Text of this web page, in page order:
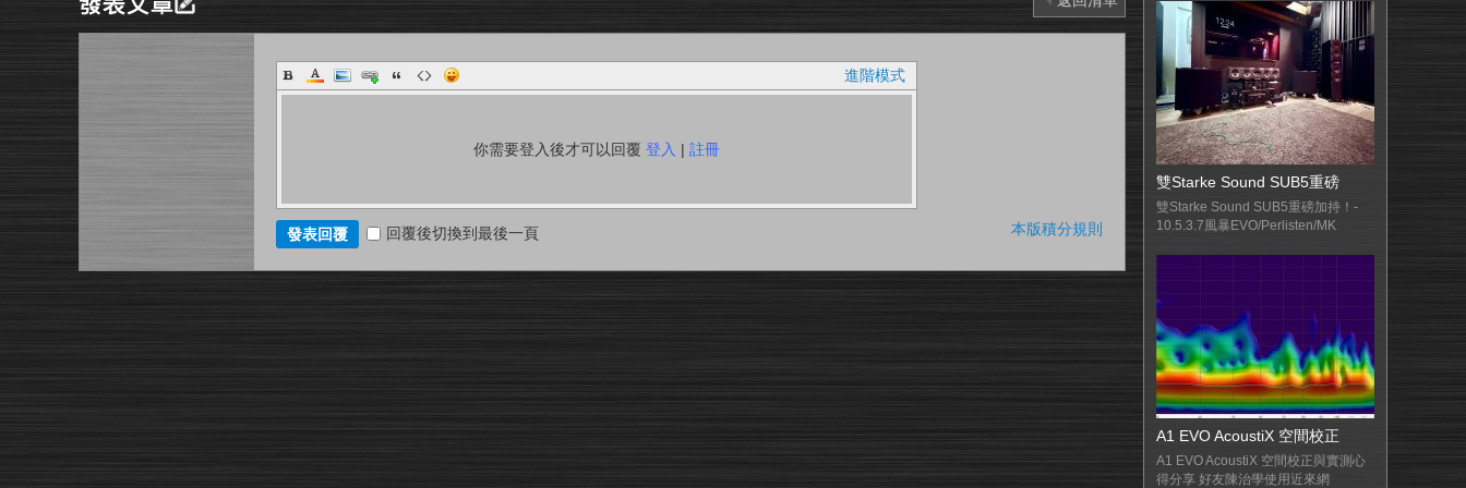
進階模式
你需要登入後才可以回覆 登入 | 註冊
本版積分規則
發表回覆 回覆後切換到最後一頁
雙Starke Sound SUB5重磅
雙Starke Sound SUB5重磅加持！-
10.5.3.7風暴EVO/Perlisten/MK
A1 EVO AcoustiX 空間校正
A1 EVO AcoustiX 空間校正與實測心
得分享 好友陳治學使用近來網